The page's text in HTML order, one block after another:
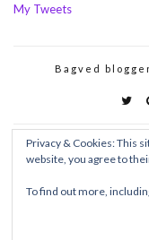
My Tweets
Bagved
Privacy & Cookies: This
website, you agree to
To find out more,